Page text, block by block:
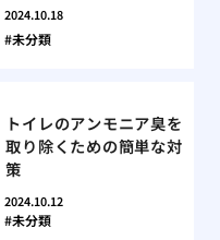
2024.10.18
未分類
トイレのアンモニア臭を
取り除くための簡単な対
策
2024.10.12
未分類